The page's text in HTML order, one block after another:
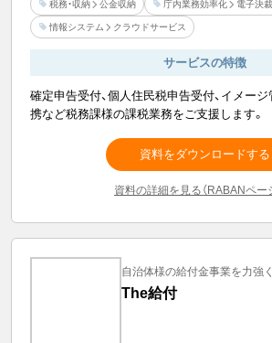
税務・収納 公金収納 庁内業務効率化 電子決
情報システム クラウドサービス
サービスの特徴
確定申告受付、個人住民税申告受付、イメージ
携など税務課様の課税業務をご支援します。
資料をダウンロードする
資料の詳細を見る（RABANペー
自治体様の給付金事業を力強
The給付